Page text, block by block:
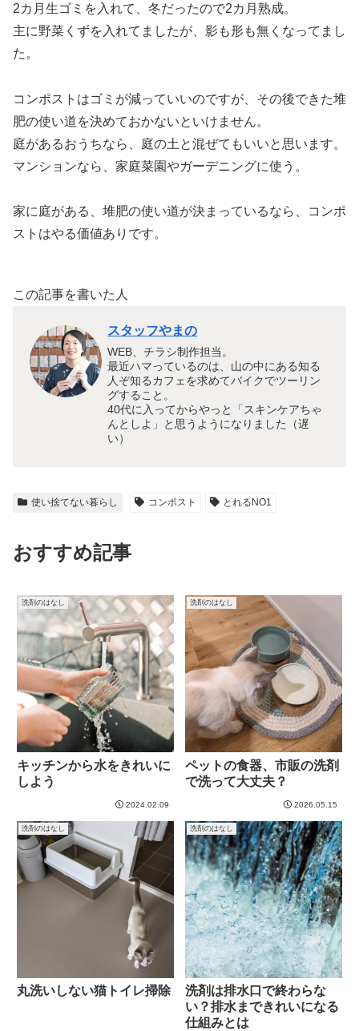
2カ月生ゴミを入れて、冬だったので2カ月熟成。
主に野菜くずを入れてましたが、影も形も無くなってまし
た。
コンポストはゴミが減っていいのですが、その後できた堆
肥の使い道を決めておかないといけません。
庭があるおうちなら、庭の土と混ぜてもいいと思います。
マンションなら、家庭菜園やガーデニングに使う。
家に庭がある、堆肥の使い道が決まっているなら、コンポ
ストはやる価値ありです。
この記事を書いた人
スタッフやまの
WEB、チラシ制作担当。
最近ハマっているのは、山の中にある知る
人ぞ知るカフェを求めてバイクでツーリン
グすること。
40代に入ってからやっと「スキンケアちゃ
んとしよ」と思うようになりました（遅
い）
使い捨てない暮らし コンポスト とれるNO1
おすすめ記事
洗剤のはなし
キッチンから水をきれいに
しよう
2024.02.09
洗剤のはなし
ペットの食器、市販の洗剤
で洗って大丈夫？
2026.05.15
洗剤のはなし
丸洗いしない猫トイレ掃除
洗剤のはなし
洗剤は排水口で終わらな
い？排水まできれいになる
仕組みとは